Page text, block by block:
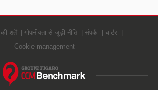
शर्तें गोपनीयता से जुड़ी नीति संपर्क
चार्टर
Cookie management